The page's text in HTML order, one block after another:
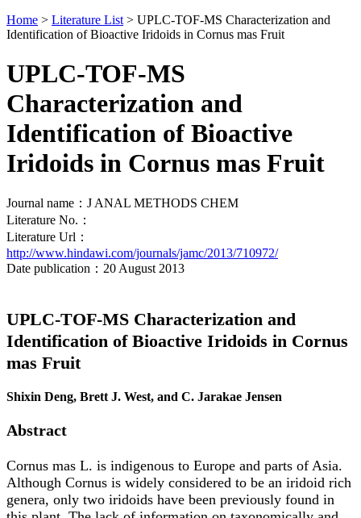
Home > Literature List > UPLC-TOF-MS Characterization and
Identification of Bioactive Iridoids in Cornus mas Fruit
UPLC-TOF-MS
Characterization and
Identification of Bioactive
Iridoids in Cornus mas Fruit
Journal name：J ANAL METHODS CHEM
Literature No.：
Literature Url：
http://www.hindawi.com/journals/jamc/2013/710972/
Date publication：20 August 2013
UPLC-TOF-MS Characterization and
Identification of Bioactive Iridoids in Cornus
mas Fruit
Shixin Deng, Brett J. West, and C. Jarakae Jensen
Abstract
Cornus mas L. is indigenous to Europe and parts of Asia.
Although Cornus is widely considered to be an iridoid rich
genera, only two iridoids have been previously found in